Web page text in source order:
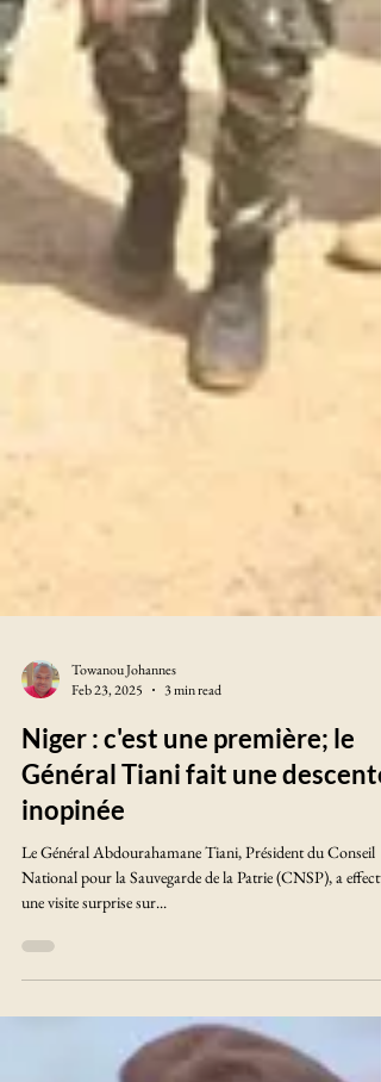
Towanou Johannes
Feb 23, 2025
3 min read
Niger : c'est une première; le
Général Tiani fait une descente
inopinée
Le Général Abdourahamane Tiani, Président du Conseil